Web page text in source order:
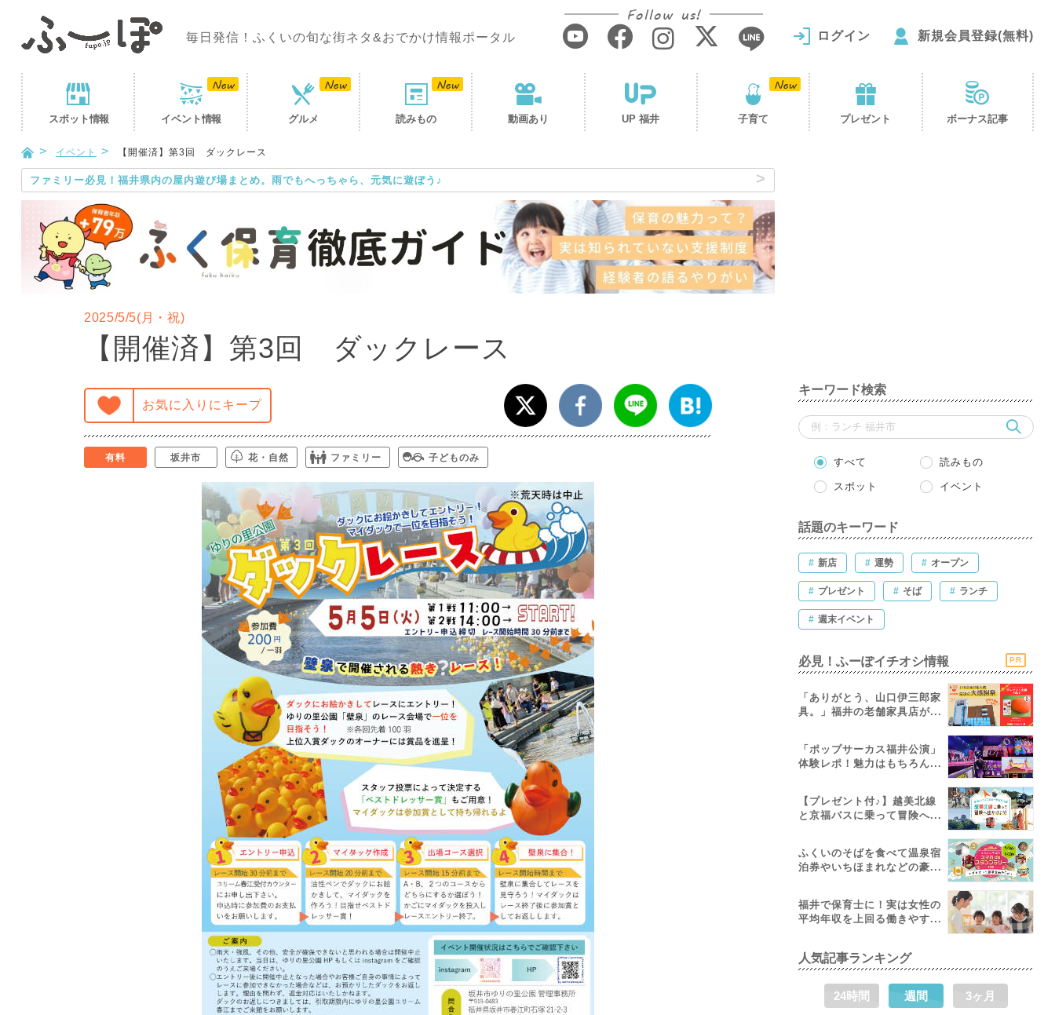
毎日発信！ふくいの旬な街ネタ&おでかけ情報ポータル
Follow us!
ログイン 新規会員登録(無料)
スポット情報 イベント情報 グルメ 読みもの 動画あり UP 福井 子育て プレゼント ボーナス記事
イベント 【開催済】第3回 ダックレース
ファミリー必見！福井県内の屋内遊び場まとめ。雨でもへっちゃら、元気に遊ぼう♪
2025/5/5(月・祝)
【開催済】第3回 ダックレース
お気に入りにキープ
有料 坂井市 花・自然 ファミリー 子どものみ
キーワード検索
すべて 読みもの
スポット イベント
話題のキーワード
# 新店 # 運勢 # オープン
# プレゼント # そば # ランチ
# 週末イベント
必見！ふーぽイチオシ情報 PR
「ありがとう、山口伊三郎家
具。」福井の老舗家具店が...
「ポップサーカス福井公演」
体験レポ！魅力はもちろん...
【プレゼント付♪】越美北線
と京福バスに乗って冒険へ...
ふくいのそばを食べて温泉宿
泊券やいちほまれなどの豪...
福井で保育士に！実は女性の
平均年収を上回る働きやす...
人気記事ランキング
24時間 週間 3ヶ月